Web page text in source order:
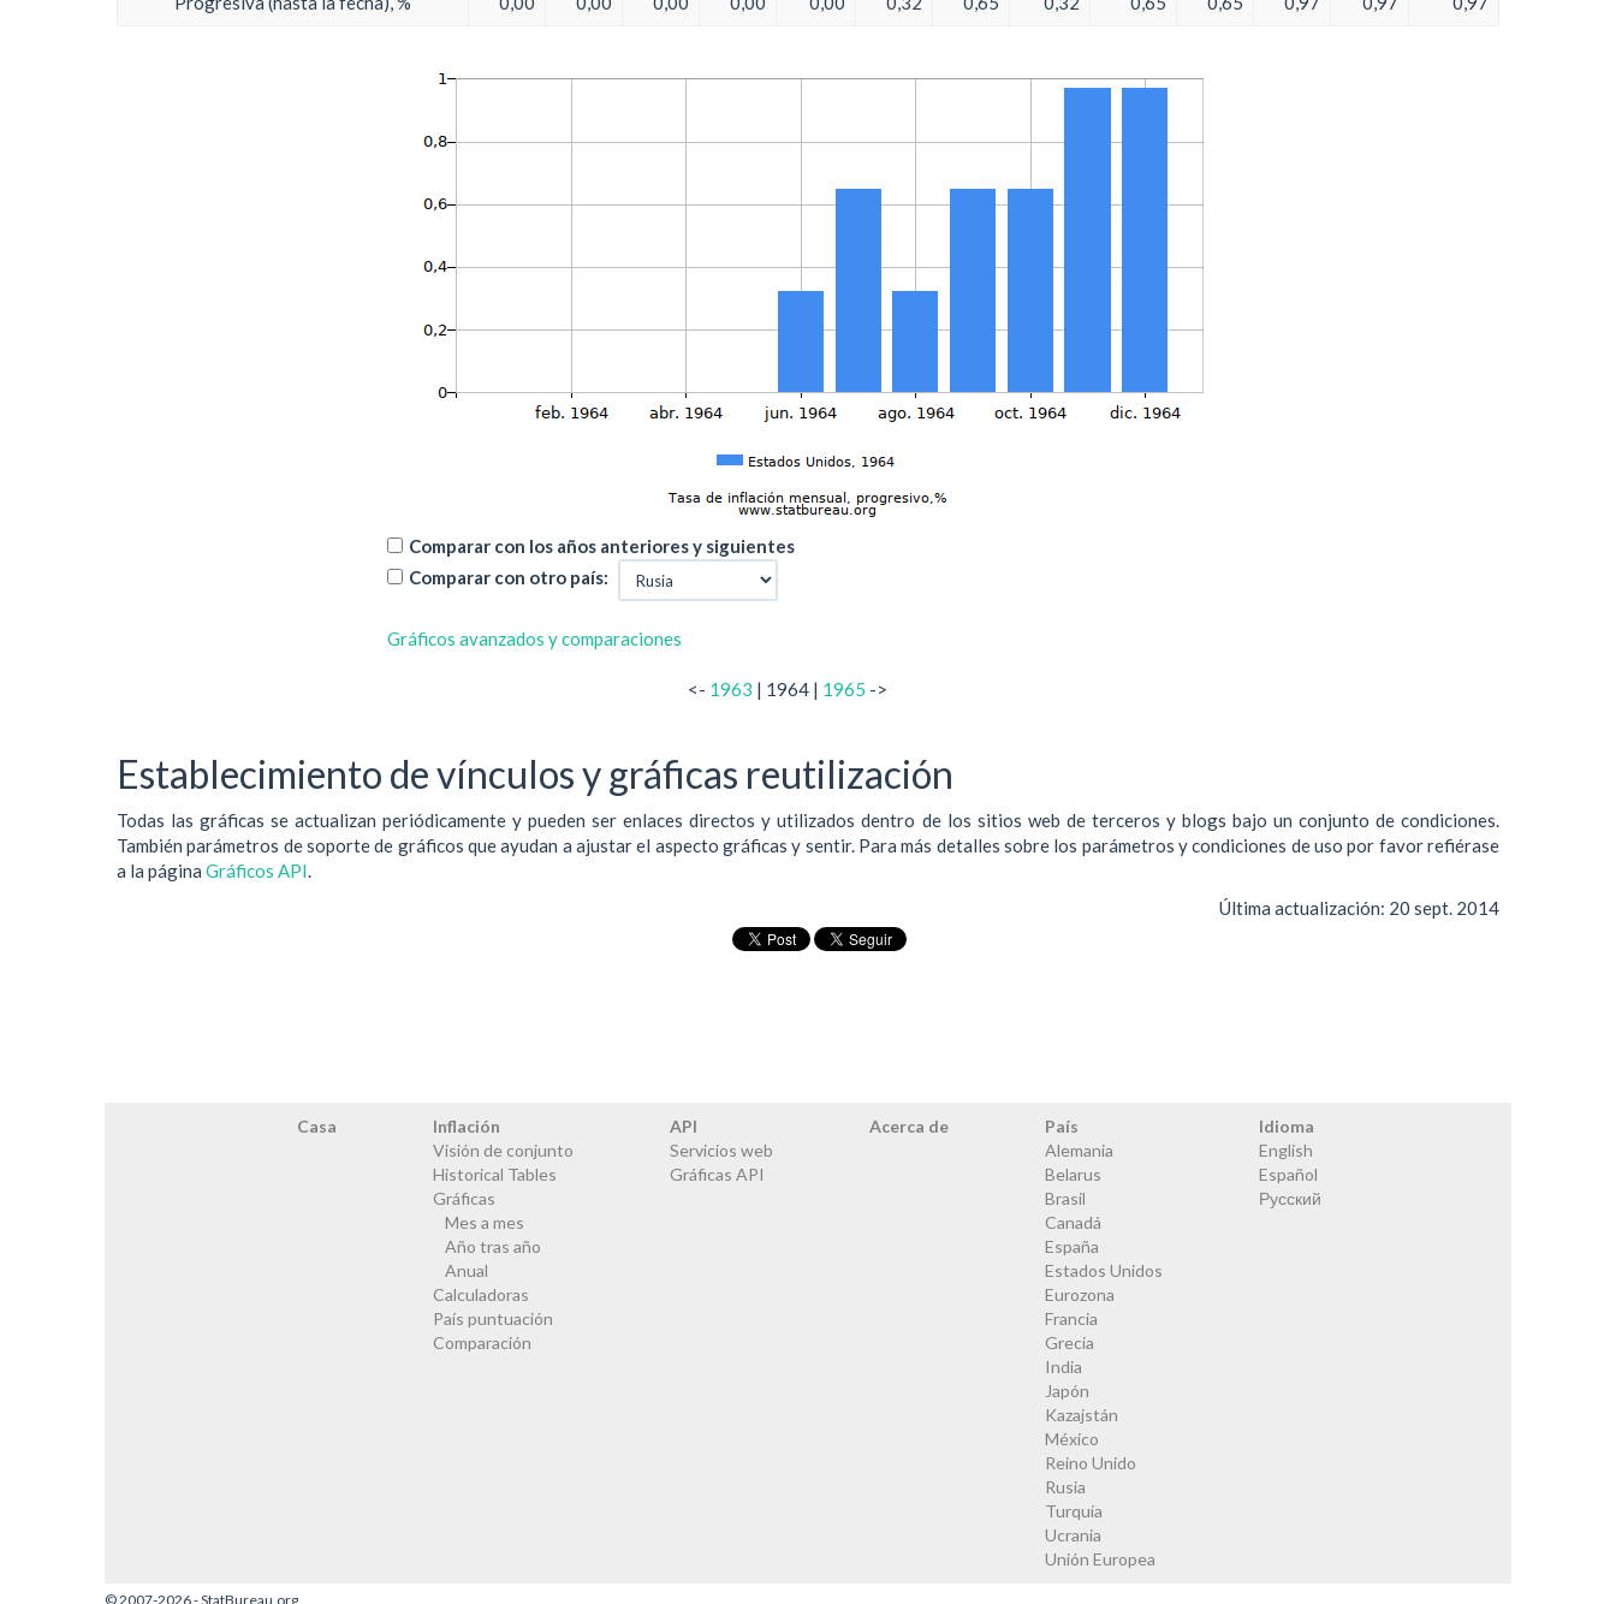
Comparar con los años anteriores y siguientes
Comparar con otro país:
Gráficos avanzados y comparaciones
<- 1963 | 1964 | 1965 ->
Establecimiento de vínculos y gráficas reutilización
Todas las gráficas se actualizan periódicamente y pueden ser enlaces directos y utilizados dentro de los sitios web de terceros y blogs bajo un conjunto de condiciones.
También parámetros de soporte de gráficos que ayudan a ajustar el aspecto gráficas y sentir. Para más detalles sobre los parámetros y condiciones de uso por favor refiérase
a la página Gráficos API
Última actualización: 20 sept. 2014
Casa
Inflación
Visión de conjunto
Historical Tables
Gráficas
Mes a mes
Año tras año
Anual
Calculadoras
País puntuación
Comparación
API
Servicios web
Gráficas API
Acerca de
País
Alemania
Belarus
Brasil
Canadá
España
Estados Unidos
Eurozona
Francia
Grecia
India
Japón
Kazajstán
México
Reino Unido
Rusia
Turquía
Ucrania
Unión Europea
Idioma
English
Español
Русский
© 2007-2026 - StatBureau.org